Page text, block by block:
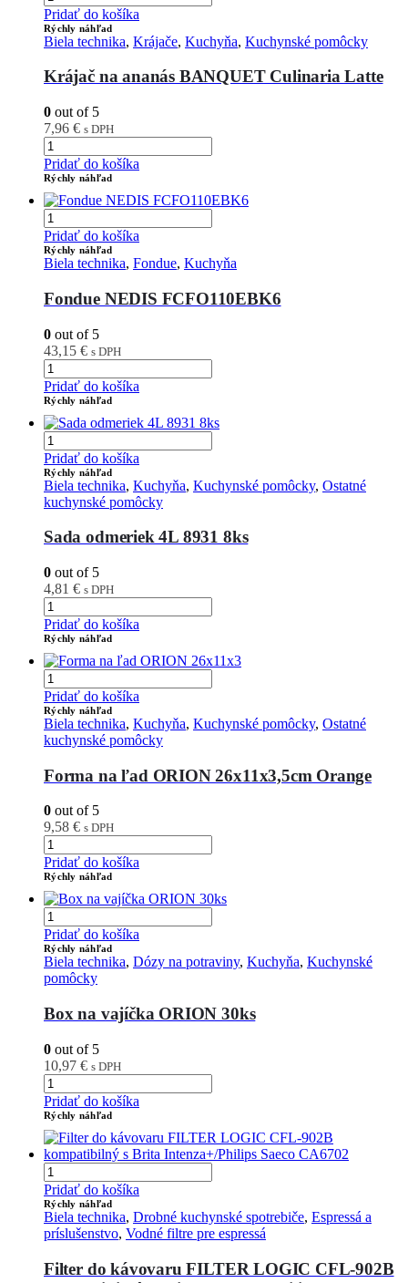
Pridať do košíka
Rýchly náhľad
Biela technika, Krájače, Kuchyňa, Kuchynské pomôcky
Krájač na ananás BANQUET Culinaria Latte
0 out of 5
7,96 € s DPH
Pridať do košíka
Rýchly náhľad
Pridať do košíka
Rýchly náhľad
Biela technika, Fondue, Kuchyňa
Fondue NEDIS FCFO110EBK6
0 out of 5
43,15 € s DPH
Pridať do košíka
Rýchly náhľad
Pridať do košíka
Rýchly náhľad
Biela technika, Kuchyňa, Kuchynské pomôcky, Ostatné
kuchynské pomôcky
Sada odmeriek 4L 8931 8ks
0 out of 5
4,81 € s DPH
Pridať do košíka
Rýchly náhľad
Pridať do košíka
Rýchly náhľad
Biela technika, Kuchyňa, Kuchynské pomôcky, Ostatné
kuchynské pomôcky
Forma na ľad ORION 26x11x3,5cm Orange
0 out of 5
9,58 € s DPH
Pridať do košíka
Rýchly náhľad
Pridať do košíka
Rýchly náhľad
Biela technika, Dózy na potraviny, Kuchyňa, Kuchynské
pomôcky
Box na vajíčka ORION 30ks
0 out of 5
10,97 € s DPH
Pridať do košíka
Rýchly náhľad
Pridať do košíka
Rýchly náhľad
Biela technika, Drobné kuchynské spotrebiče, Espressá a
príslušenstvo, Vodné filtre pre espressá
Filter do kávovaru FILTER LOGIC CFL-902B